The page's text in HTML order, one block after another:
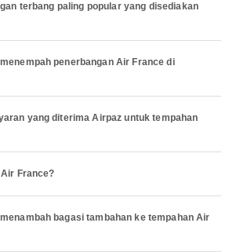
terbang paling popular yang disediakan
penerbangan Air France di
yang diterima Airpaz untuk tempahan
France?
bagasi tambahan ke tempahan Air